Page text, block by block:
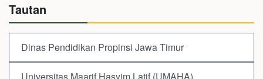
Tautan
Dinas Pendidikan Propinsi Jawa Timur